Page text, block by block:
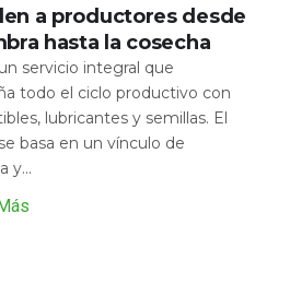
a productores desde
hasta la cosecha
servicio integral que
todo el ciclo productivo con
lubricantes y semillas. El
basa en un vínculo de
y...